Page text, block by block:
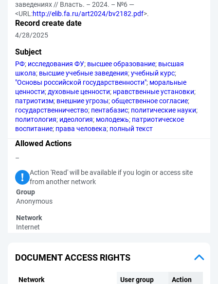
заведениях // Власть. – 2024. – №6 —
<URL:http://elib.fa.ru/art2024/bv2182.pdf>.
Record create date
4/28/2025
Subject
РФ; исследования ФУ; высшее образование; высшая
школа; высшие учебные заведения;учебный курс;
"Основы российской государственности"; моральные
ценности; духовные ценности; нравственные установки;
патриотизм; внешние угрозы;общественное согласие;
государственничество; пентабазис; политические науки;
политология; идеология; молодежь; патриотическое
воспитание; права человека; полный текст
Allowed Actions
–
Action 'Read' will be available if you login or access site
from another network
Group
Anonymous
Network
Internet
DOCUMENT ACCESS RIGHTS
Network User group Action